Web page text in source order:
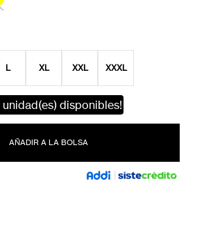
L XL XXL XXXL
unidad(es) disponibles!
AÑADIR A LA BOLSA